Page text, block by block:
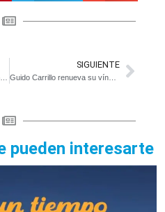
SIGUIENTE
Guido Carrillo renueva su vínculo con Estudiantes hasta el 2026
pueden interesarte